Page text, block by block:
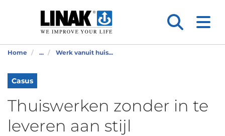
Home ... Werk vanuit huis...
Casus
Thuiswerken zonder in te
leveren aan stijl